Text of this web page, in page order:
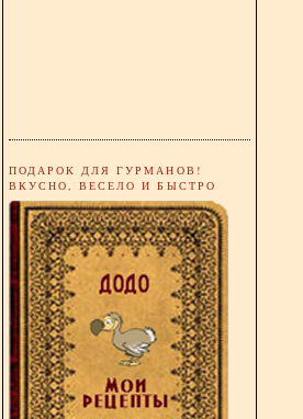
ПОДАРОК ДЛЯ ГУРМАНОВ!
ВКУСНО, ВЕСЕЛО И БЫСТРО